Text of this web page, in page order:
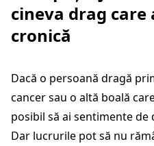
cineva drag care
cronică
Dacă o persoană dragă
cancer sau o altă boală
posibil să ai sentimente
Dar lucrurile pot să nu